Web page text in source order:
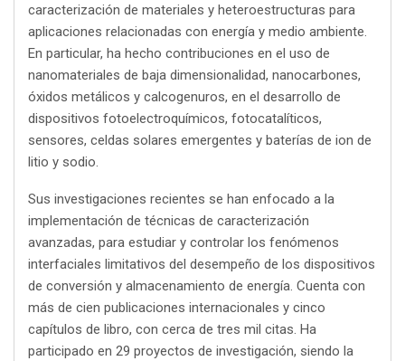
caracterización de materiales y heteroestructuras para
aplicaciones relacionadas con energía y medio ambiente.
En particular, ha hecho contribuciones en el uso de
nanomateriales de baja dimensionalidad, nanocarbones,
óxidos metálicos y calcogenuros, en el desarrollo de
dispositivos fotoelectroquímicos, fotocatalíticos,
sensores, celdas solares emergentes y baterías de ion de
litio y sodio.
Sus investigaciones recientes se han enfocado a la
implementación de técnicas de caracterización
avanzadas, para estudiar y controlar los fenómenos
interfaciales limitativos del desempeño de los dispositivos
de conversión y almacenamiento de energía. Cuenta con
más de cien publicaciones internacionales y cinco
capítulos de libro, con cerca de tres mil citas. Ha
participado en 29 proyectos de investigación, siendo la